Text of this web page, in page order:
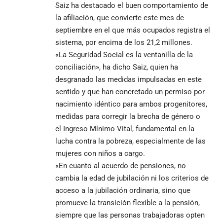
Saiz ha destacado el buen comportamiento de
la afiliación, que convierte este mes de
septiembre en el que más ocupados registra el
sistema, por encima de los 21,2 millones.
«La Seguridad Social es la ventanilla de la
conciliación», ha dicho Saiz, quien ha
desgranado las medidas impulsadas en este
sentido y que han concretado un permiso por
nacimiento idéntico para ambos progenitores,
medidas para corregir la brecha de género o
el Ingreso Mínimo Vital , fundamental en la
lucha contra la pobreza, especialmente de las
mujeres con niños a cargo.
«En cuanto al acuerdo de pensiones, no
cambia la edad de jubilación ni los criterios de
acceso a la jubilación ordinaria, sino que
promueve la transición flexible a la pensión,
siempre que las personas trabajadoras opten